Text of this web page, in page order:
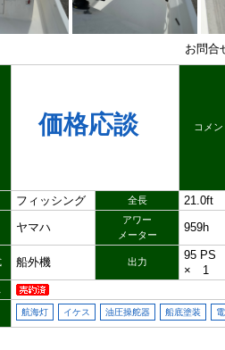
お問
価格応談 コメン
フィッシング 全長 21.0ft
ヤマハ
アワー
メーター
959h
船外機 出力
95
× 1
航海灯 イケス 油圧操舵器 船底塗装